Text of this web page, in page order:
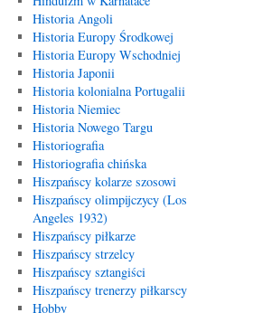
Historia Angoli
Historia Europy Środkowej
Historia Europy Wschodniej
Historia Japonii
Historia kolonialna Portugalii
Historia Niemiec
Historia Nowego Targu
Historiografia
Historiografia chińska
Hiszpańscy kolarze szosowi
Hiszpańscy olimpijczycy (Los
Angeles 1932)
Hiszpańscy piłkarze
Hiszpańscy strzelcy
Hiszpańscy sztangiści
Hiszpańscy trenerzy piłkarscy
Hobby